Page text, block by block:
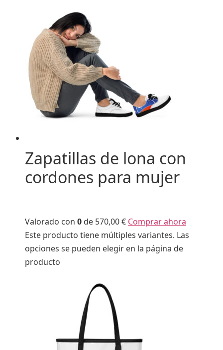
Zapatillas de lona con
cordones para mujer
Valorado con 0 de 570,00 € Comprar ahora
Este producto tiene múltiples variantes. Las
opciones se pueden elegir en la página de
producto